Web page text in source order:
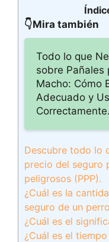
👇Mira también
Todo lo que
sobre Pañales
Macho: Cómo
Adecuado y
Correctamente.
Descubre todo lo
precio del seguro
peligrosos (PPP).
¿Cuál es la
seguro de un
¿Cuál es el
¿Cuál es el